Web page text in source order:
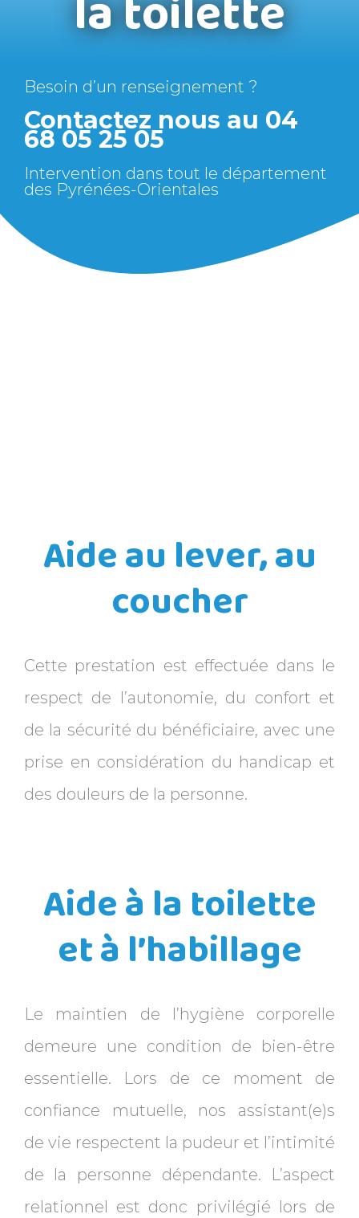
Besoin d’un renseignement ?
Contactez nous au 04
68 05 25 05
Intervention dans tout le département
des Pyrénées-Orientales
Aide au lever, au
coucher
Cette prestation est effectuée dans le
respect de l’autonomie, du confort et
de la sécurité du bénéficiaire, avec une
prise en considération du handicap et
des douleurs de la personne.
Aide à la toilette
et à l’habillage
Le maintien de l’hygiène corporelle
demeure une condition de bien-être
essentielle. Lors de ce moment de
confiance mutuelle, nos assistant(e)s
de vie respectent la pudeur et l’intimité
de la personne dépendante. L’aspect
relationnel est donc privilégié lors de